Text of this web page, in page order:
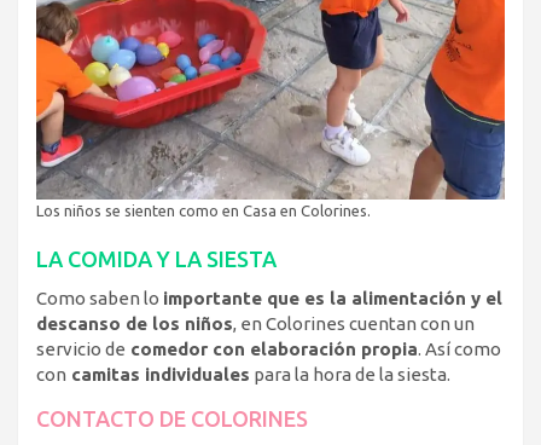
Los niños se sienten como en Casa en Colorines.
LA COMIDA Y LA SIESTA
Como saben lo importante que es la alimentación y el
descanso de los niños, en Colorines cuentan con un
servicio de comedor con elaboración propia. Así como
con camitas individuales para la hora de la siesta.
CONTACTO DE COLORINES